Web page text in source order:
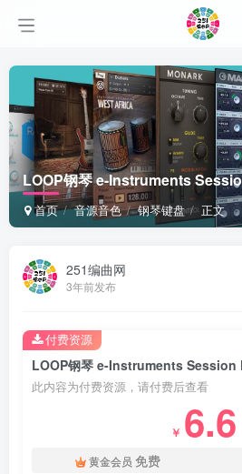
LOOP钢琴 e-Instruments
首页 音源音色 钢琴键盘 正文
251编曲网
3年前发布
LOOP钢琴 e-Instruments Session
此内容为付费资源，请付费后查看
￥ 6.6
黄金会员 免费
付费资源